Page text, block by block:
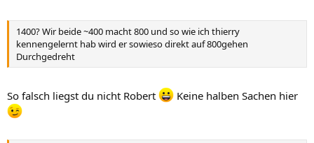
1400? Wir beide ~400 macht 800 und so wie ich thierry
kennengelernt hab wird er sowieso direkt auf 800gehen
Durchgedreht
So falsch liegst du nicht Robert Keine halben Sachen hier